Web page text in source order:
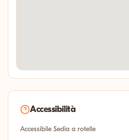
Accessibilità
Accessibile Sedia a rotelle